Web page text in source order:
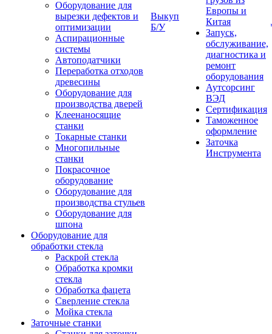
Оборудование для
вырезки дефектов и
оптимизации
Аспирационные
системы
Автоподатчики
Переработка отходов
древесины
Оборудование для
производства дверей
Клеенаносящие
станки
Токарные станки
Многопильные
станки
Покрасочное
оборудование
Оборудование для
производства стульев
Оборудование для
шпона
Оборудование для
обработки стекла
Раскрой стекла
Обработка кромки
стекла
Обработка фацета
Сверление стекла
Мойка стекла
Заточные станки
Выкуп
Б/У
Европы и
Китая
Запуск,
обслуживание,
диагностика и
ремонт
оборудования
Аутсорсинг
ВЭД
Сертификация
Таможенное
оформление
Заточка
Инструмента